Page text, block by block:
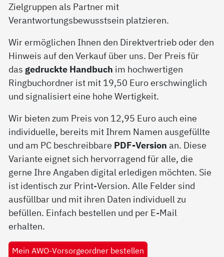
Zielgruppen als Partner mit
Verantwortungsbewusstsein platzieren.
Wir ermöglichen Ihnen den Direktvertrieb oder den
Hinweis auf den Verkauf über uns. Der Preis für
das gedruckte Handbuch im hochwertigen
Ringbuchordner ist mit 19,50 Euro erschwinglich
und signalisiert eine hohe Wertigkeit.
Wir bieten zum Preis von 12,95 Euro auch eine
individuelle, bereits mit Ihrem Namen ausgefüllte
und am PC beschreibbare PDF-Version an. Diese
Variante eignet sich hervorragend für alle, die
gerne Ihre Angaben digital erledigen möchten. Sie
ist identisch zur Print-Version. Alle Felder sind
ausfüllbar und mit ihren Daten individuell zu
befüllen. Einfach bestellen und per E-Mail
erhalten.
Mein AWO-Vorsorgeordner bestellen